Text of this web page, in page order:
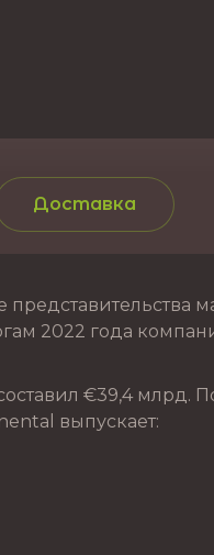
Доставка
2022 года
€39,4 млрд.
выпускает: